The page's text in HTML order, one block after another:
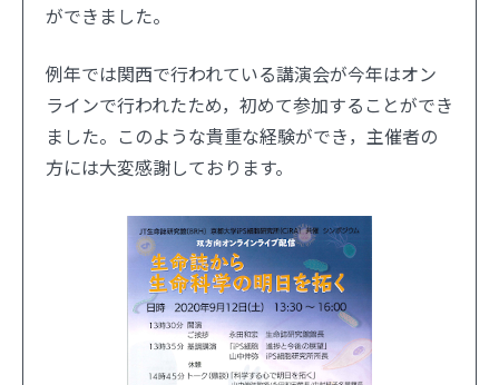
ができました。
例年では関西で行われている講演会が今年はオン
ラインで行われたため，初めて参加することができ
ました。このような貴重な経験ができ，主催者の
方には大変感謝しております。